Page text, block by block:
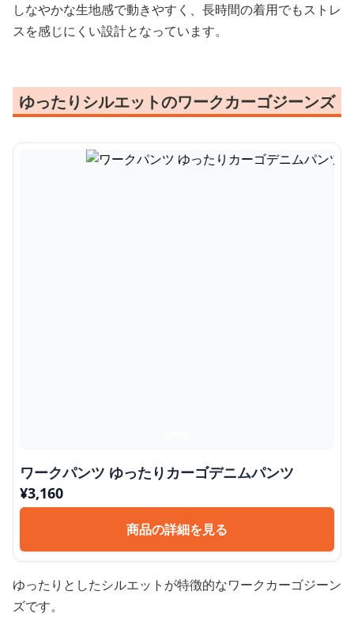
しなやかな生地感で動きやすく、長時間の着用でもストレ
スを感じにくい設計となっています。
ゆったりシルエットのワークカーゴジーンズ
ワークパンツ ゆったりカーゴデニムパンツ
¥3,160
商品の詳細を見る
ゆったりとしたシルエットが特徴的なワークカーゴジーン
ズです。